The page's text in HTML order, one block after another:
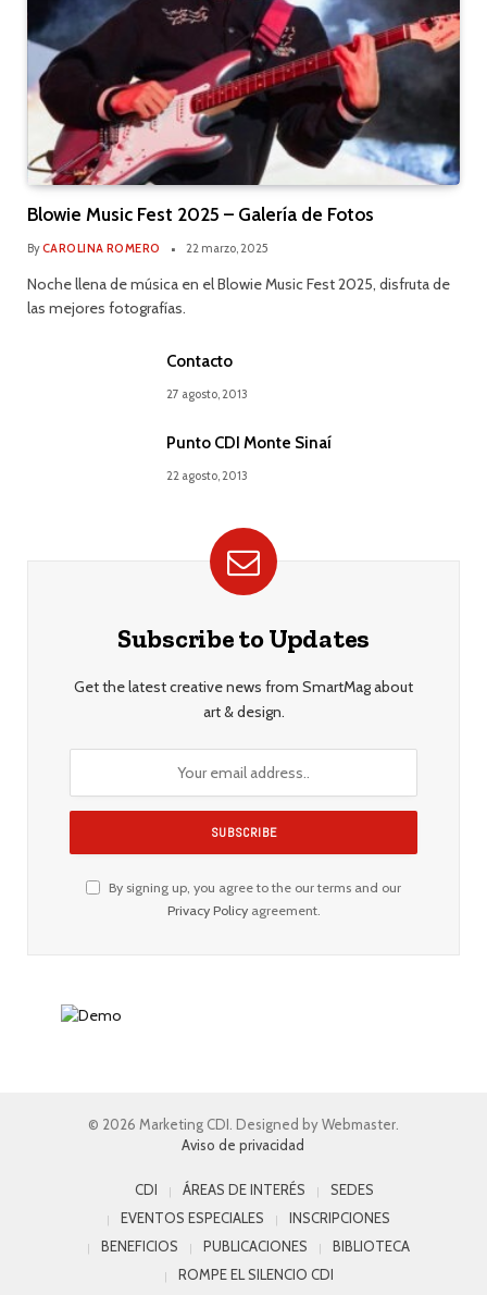
Blowie Music Fest 2025 – Galería de Fotos
ByCAROLINA ROMERO 22 marzo, 2025
Noche llena de música en el Blowie Music Fest 2025, disfruta de
las mejores fotografías.
Contacto
27 agosto, 2013
Punto CDI Monte Sinaí
22 agosto, 2013
Subscribe to Updates
Get the latest creative news from SmartMag about
art & design.
By signing up, you agree to the our terms and our
Privacy Policyagreement.
© 2026 Marketing CDI. Designed by Webmaster.
Aviso de privacidad
CDI ÁREAS DE INTERÉS
SEDES
EVENTOS ESPECIALES
INSCRIPCIONES
BENEFICIOS
PUBLICACIONES
BIBLIOTECA
ROMPE EL SILENCIO CDI